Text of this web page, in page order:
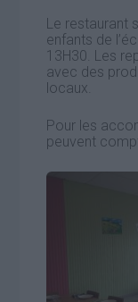
Le restaurant
enfants de
13H30. Les
avec des
locaux.
Pour les
peuvent